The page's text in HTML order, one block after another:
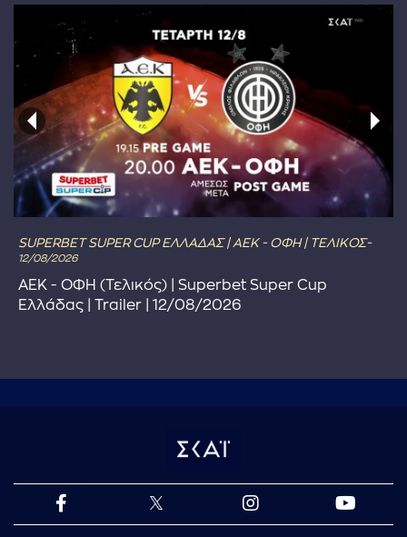
SUPERBET SUPER CUP ΕΛΛΑΔΑΣ | ΑΕΚ - ΟΦΗ | ΤΕΛΙΚΟΣ-
12/08/2026
ΑΕΚ - ΟΦΗ (Τελικός) | Superbet Super Cup
Ελλάδας | Trailer | 12/08/2026